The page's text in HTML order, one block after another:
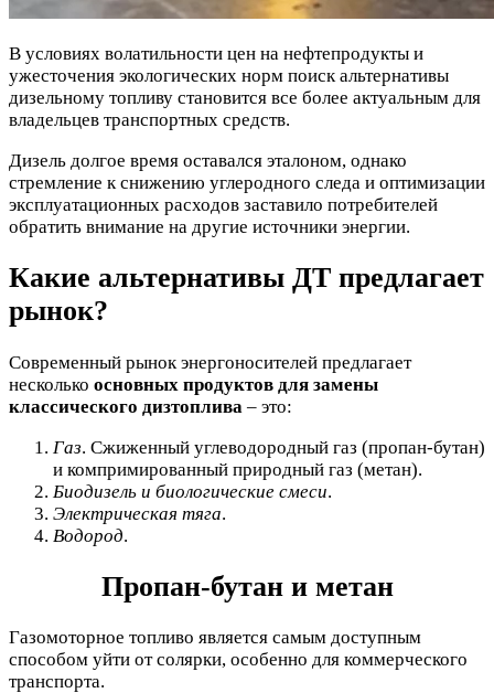
В условиях волатильности цен на нефтепродукты и
ужесточения экологических норм поиск альтернативы
дизельному топливу становится все более актуальным для
владельцев транспортных средств.
Дизель долгое время оставался эталоном, однако
стремление к снижению углеродного следа и оптимизации
эксплуатационных расходов заставило потребителей
обратить внимание на другие источники энергии.
Какие альтернативы ДТ предлагает
рынок?
Современный рынок энергоносителей предлагает
несколько основных продуктов для замены
классического дизтоплива – это:
Газ. Сжиженный углеводородный газ (пропан-бутан)
и компримированный природный газ (метан).
Биодизель и биологические смеси.
Электрическая тяга.
Водород.
Пропан-бутан и метан
Газомоторное топливо является самым доступным
способом уйти от солярки, особенно для коммерческого
транспорта.